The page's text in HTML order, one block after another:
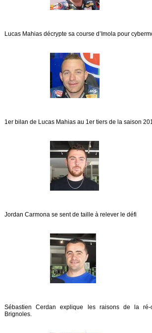
Lucas Mahias décrypte sa course d’Imola pour
1er bilan de Lucas Mahias au 1er tiers de la saison
Jordan Carmona se sent de taille à relever le défi
Sébastien Cerdan explique les raisons de la
Brignoles.